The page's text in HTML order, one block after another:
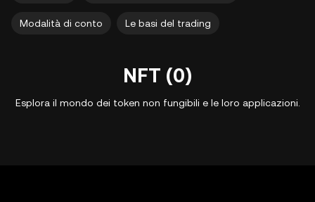
Modalità di conto Le basi del trading
NFT (0)
Esplora il mondo dei token non fungibili e le loro applicazioni.